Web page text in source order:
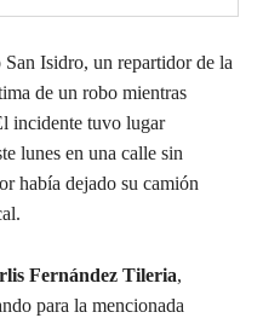
Isidro, un repartidor de la
de un robo mientras
incidente tuvo lugar
lunes en una calle sin
había dejado su camión
Fernández Tileria,
para la mencionada